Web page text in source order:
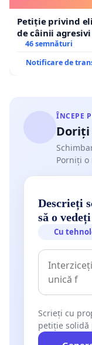
Petiție privind
de câinii
46 semnături
Notificare de
ÎNCEPE
Doriți
Porniți o
Descrieți
să o vedeți
Cu
Scrieți cu
petiție solidă